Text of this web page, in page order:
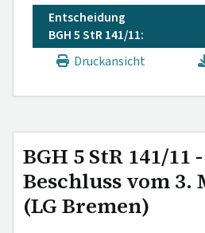
Entscheidung
BGH 5 StR 141/11:
Druckansicht
BGH 5 StR 141/11 -
Beschluss vom 3.
(LG Bremen)